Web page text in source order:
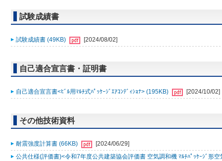
試験成績書
試験成績書 (49KB) [2024/08/02]
自己適合宣言書・証明書
自己適合宣言書<ﾋﾞﾙ用ﾏﾙﾁ式ﾊﾟｯｹｰｼﾞｴｱｺﾝﾃﾞｨｼｮﾅ> (195KB) [2024/10/02]
その他技術資料
耐震強度計算書 (66KB)
[2024/06/29]
公共仕様(評価書)<令和7年度公共建築協会評価書 空気調和機 ﾏﾙﾁﾊﾟｯｹｰｼﾞ形